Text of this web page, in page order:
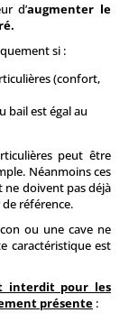
d’augmenter le
si :
(confort,
bail est égal au
peut être
Néanmoins ces
ne doivent pas déjà
référence.
ou une cave ne
caractéristique est
interdit pour les
présente :